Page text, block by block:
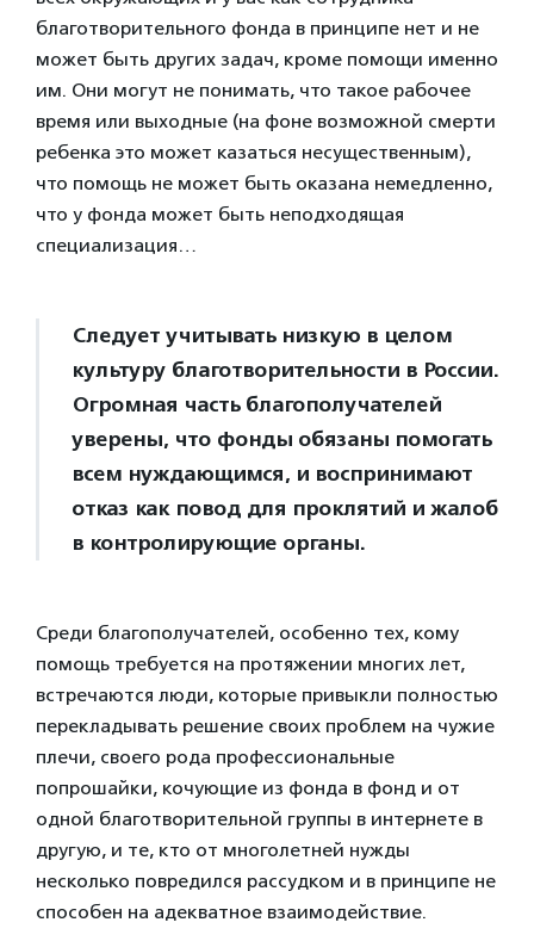
благотворительного фонда в принципе нет и не
может быть других задач, кроме помощи именно
им. Они могут не понимать, что такое рабочее
время или выходные (на фоне возможной смерти
ребенка это может казаться несущественным),
что помощь не может быть оказана немедленно,
что у фонда может быть неподходящая
специализация…
Следует учитывать низкую в целом
культуру благотворительности в России.
Огромная часть благополучателей
уверены, что фонды обязаны помогать
всем нуждающимся, и воспринимают
отказ как повод для проклятий и жалоб
в контролирующие органы.
Среди благополучателей, особенно тех, кому
помощь требуется на протяжении многих лет,
встречаются люди, которые привыкли полностью
перекладывать решение своих проблем на чужие
плечи, своего рода профессиональные
попрошайки, кочующие из фонда в фонд и от
одной благотворительной группы в интернете в
другую, и те, кто от многолетней нужды
несколько повредился рассудком и в принципе не
способен на адекватное взаимодействие.